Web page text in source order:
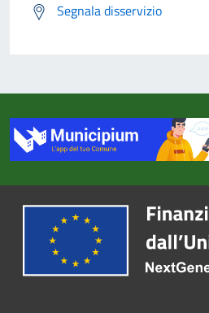
Segnala disservizio